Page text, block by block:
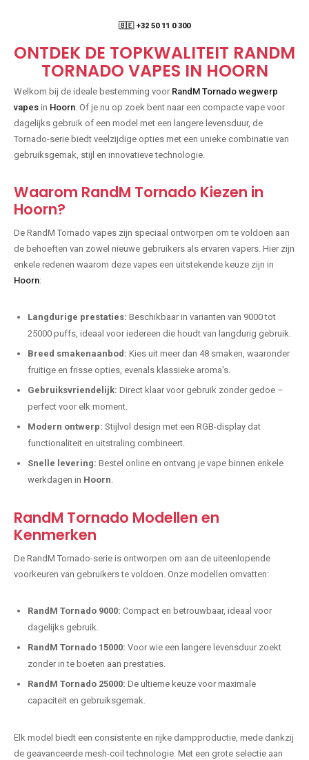
🇧🇪 +32 50 11 0 300
ONTDEK DE TOPKWALITEIT RANDM
TORNADO VAPES IN HOORN
Welkom bij de ideale bestemming voor RandM Tornado wegwerp
vapes in Hoorn . Of je nu op zoek bent naar een compacte vape voor
dagelijks gebruik of een model met een langere levensduur, de
Tornado-serie biedt veelzijdige opties met een unieke combinatie van
gebruiksgemak, stijl en innovatieve technologie.
Waarom RandM Tornado Kiezen in
Hoorn?
De RandM Tornado vapes zijn speciaal ontworpen om te voldoen aan
de behoeften van zowel nieuwe gebruikers als ervaren vapers. Hier zijn
enkele redenen waarom deze vapes een uitstekende keuze zijn in
Hoorn:
Langdurige prestaties: Beschikbaar in varianten van 9000 tot
25000 puffs, ideaal voor iedereen die houdt van langdurig gebruik.
Breed smakenaanbod: Kies uit meer dan 48 smaken, waaronder
fruitige en frisse opties, evenals klassieke aroma's.
Gebruiksvriendelijk: Direct klaar voor gebruik zonder gedoe –
perfect voor elk moment.
Modern ontwerp: Stijlvol design met een RGB-display dat
functionaliteit en uitstraling combineert.
Snelle levering: Bestel online en ontvang je vape binnen enkele
werkdagen in Hoorn
RandM Tornado Modellen en
Kenmerken
De RandM Tornado-serie is ontworpen om aan de uiteenlopende
voorkeuren van gebruikers te voldoen. Onze modellen omvatten:
RandM Tornado 9000: Compact en betrouwbaar, ideaal voor
dagelijks gebruik.
RandM Tornado 15000: Voor wie een langere levensduur zoekt
zonder in te boeten aan prestaties.
RandM Tornado 25000: De ultieme keuze voor maximale
capaciteit en gebruiksgemak.
Elk model biedt een consistente en rijke dampproductie, mede dankzij
de geavanceerde mesh-coil technologie. Met een grote selectie aan